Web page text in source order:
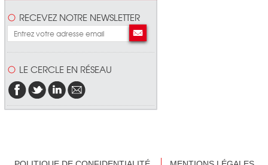
RECEVEZ NOTRE NEWSLETTER
LE CERCLE EN RÉSEAU